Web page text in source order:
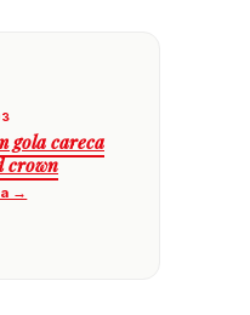
gola careca
crown